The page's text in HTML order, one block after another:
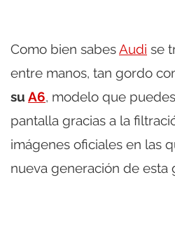
Como bien sabesAudi se
entre manos, tan gordo
su A6, modelo que
pantalla gracias a la
imágenes oficiales en las
nueva generación de esta